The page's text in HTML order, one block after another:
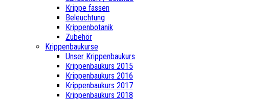
Krippe fassen
Beleuchtung
Krippenbotanik
Zubehör
Krippenbaukurse
Unser Krippenbaukurs
Krippenbaukurs 2015
Krippenbaukurs 2016
Krippenbaukurs 2017
Krippenbaukurs 2018